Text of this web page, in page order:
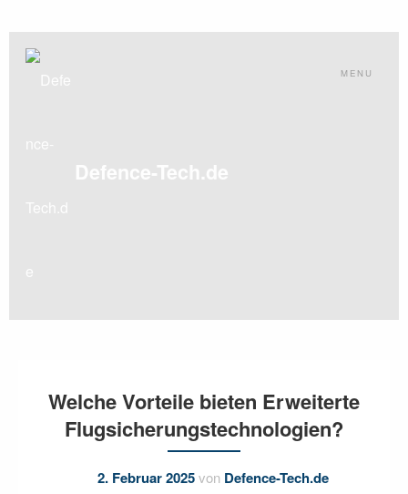
content
Defence-Tech.de
MENU
Welche Vorteile bieten Erweiterte
Flugsicherungstechnologien?
2. Februar 2025von Defence-Tech.de